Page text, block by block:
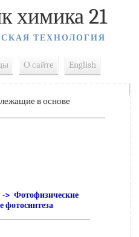
химика 21
ТЕХНОЛОГИЯ
О сайте English
в основе
> Фотофизические
фотосинтеза